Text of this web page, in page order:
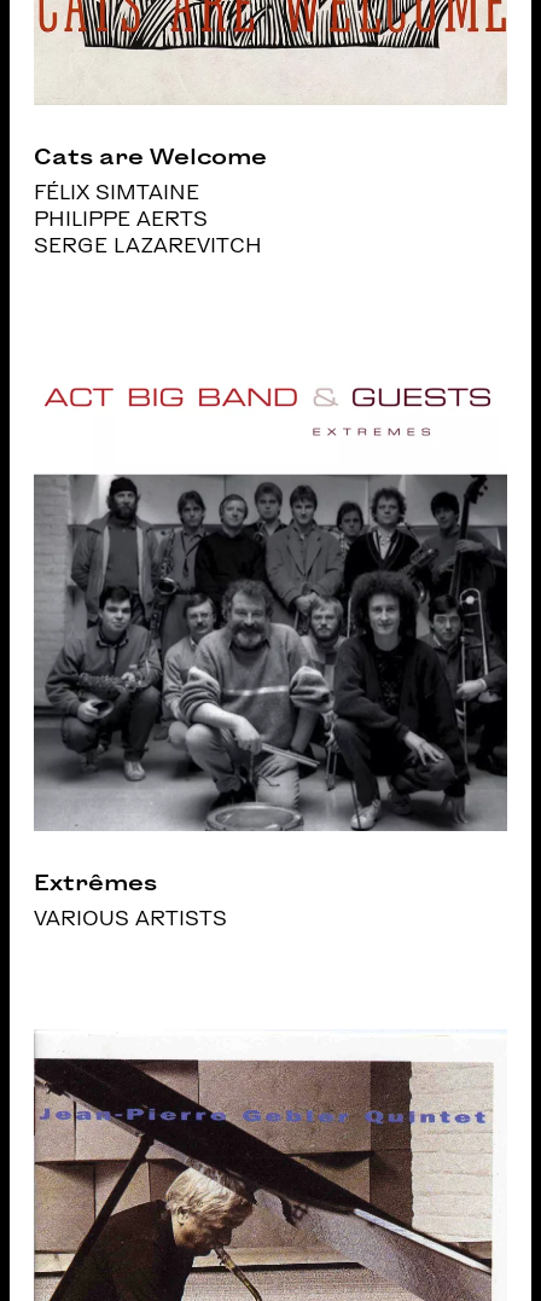
Cats are Welcome
FÉLIX SIMTAINE
PHILIPPE AERTS
SERGE LAZAREVITCH
Extrêmes
VARIOUS ARTISTS